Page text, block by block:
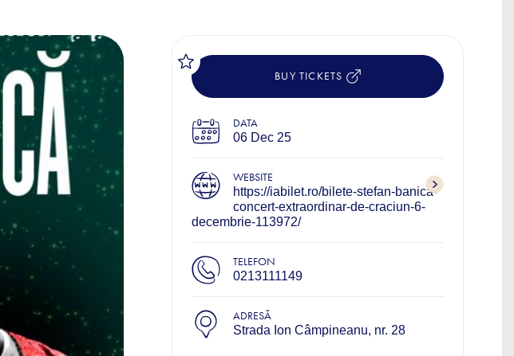
BUY TICKETS
DATA
06 Dec 25
WEBSITE
https://iabilet.ro/bilete-stefan-banica-
concert-extraordinar-de-craciun-6-
decembrie-113972/
TELEFON
0213111149
ADRESĂ
Strada Ion Câmpineanu, nr. 28